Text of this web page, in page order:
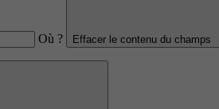
Où ? Effacer le contenu du champs